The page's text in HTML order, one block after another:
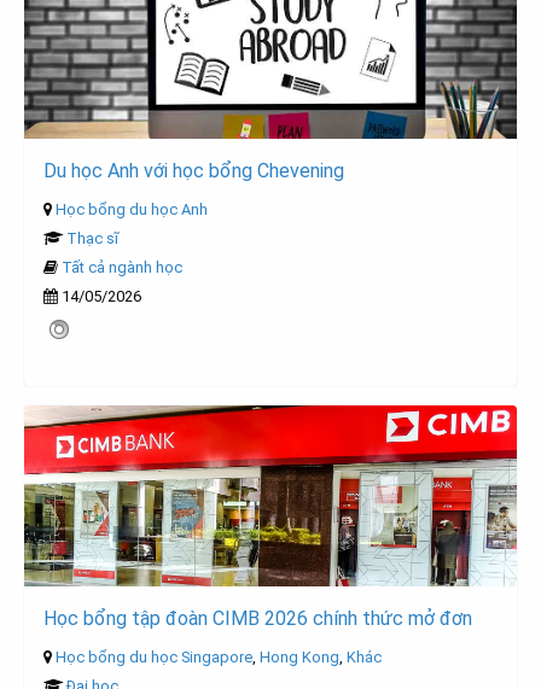
Du học Anh với học bổng Chevening
Học bổng du học Anh
Thạc sĩ
Tất cả ngành học
14/05/2026
Học bổng tập đoàn CIMB 2026 chính thức mở đơn
Học bổng du học Singapore Hong Kong Khác